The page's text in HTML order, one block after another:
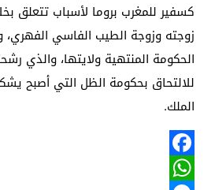
كسفير للمغرب بروما لأسباب تتعلق
زوجته وزوجة الطيب الفاسي الفهري،
الحكومة المنتهية ولايتها، والذي
للالتحاق بحكومة الظل التي أصبح
الملك.
Facebook